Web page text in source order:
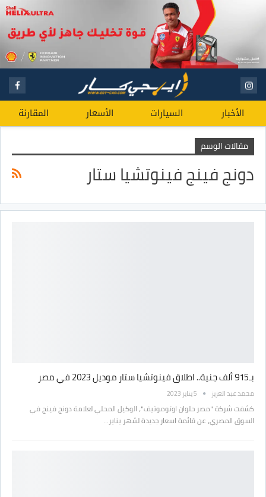
الأخبار السيارات الأسعار المقارنة
مقالات الوسم
دونج فينج فينوتشيا ستار
بـ915 ألف جنية.. اطلاق فينوتشيا ستار موديل 2023 في مصر
محمد عبد العزيز 5 يناير 2023
كشفت شركة "مصر حلوان اوتوموتيف"، الوكيل المحلي لعلامة دونج فينج في
السوق المصري، عن قائمة اسعار جديدة لشهر يناير…